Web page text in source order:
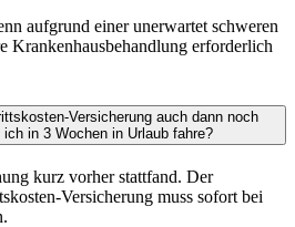
aufgrund einer unerwartet schweren
Krankenhausbehandlung erforderlich
Versicherung auch dann noch
in 3 Wochen in Urlaub fahre?
kurz vorher stattfand. Der
Versicherung muss sofort bei